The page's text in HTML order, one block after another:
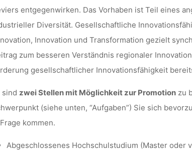
lynn 30. November 2022
entgegenwirken. Das Vorhaben ist Teil eines
Diversität. Gesellschaftliche
Innovation und Transformation gezielt
zum besseren Verständnis regionaler
gesellschaftlicher Innovationsfähigkeit
sind zwei Stellen mit Möglichkeit zur Promotionzu
(siehe unten, “Aufgaben”) Sie sich
kommen.
Abgeschlossenes Hochschulstudium (Master oder